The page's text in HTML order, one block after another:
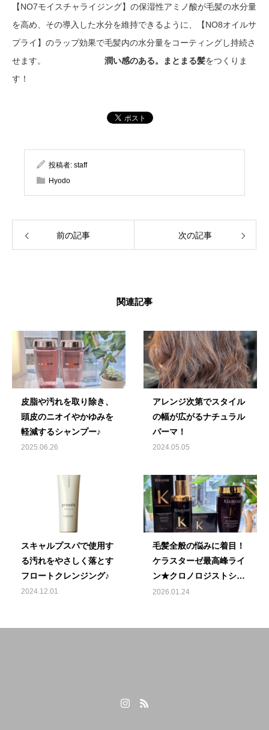
【NO7モイスチャライジング】の保湿性アミノ酸が毛髪の水分量
を高め、その導入した水分を維持できるように、【NO8オイルサ
プライ】のラップ効果で毛髪内の水分量をコーティングし持続さ
せます。 潤い感のある。まとまる髪をつくりま
す！
投稿者: staff
Hyodo
前の記事 次の記事
関連記事
皮脂や汚れを取り除き、
頭皮のニオイやかゆみを
軽減するシャンプー♪
2025.06.26
アレンジ次第でスタイル
の幅が広がるナチュラル
パーマ！
2024.05.05
スキャルプスパで使用す
る汚れをやさしく落とす
フロートクレンジング♪
2024.12.01
毛髪全般の悩みに着目！
ケラスターゼ最高峰ライ
ン★クロノロジストシリ
ーズ★
2026.01.24